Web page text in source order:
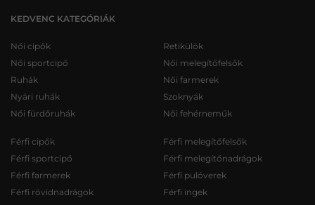
KEDVENC KATEGÓRIÁK
Női cipők
Női sportcipő
Ruhák
Nyári ruhák
Női fürdőruhák
Retikülök
Női melegítőfelsők
Női farmerek
Szoknyák
Női fehérneműk
Férfi cipők
Férfi sportcipő
Férfi farmerek
Férfi rövidnadrágok
Férfi melegítőfelsők
Férfi melegítőnadrágok
Férfi pulóverek
Férfi ingek